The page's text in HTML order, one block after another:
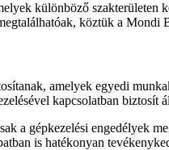
különböző szakterületen
köztük a Mondi
amelyek egyedi
kapcsolatban biztosít
a gépkezelési engedélyek
is hatékonyan